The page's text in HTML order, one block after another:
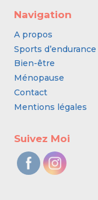
Navigation
A propos
Sports d’endurance
Bien-être
Ménopause
Contact
Mentions légales
Suivez Moi